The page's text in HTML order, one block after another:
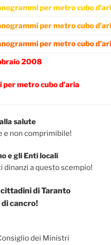
per metro cubo
per metro cubo
per metro cubo
2008
per metro cubo d’aria
salute
e non comprimibile!
e gli Enti locali
dinanzi a questo scempio!
di Taranto
cancro!
dei Ministri